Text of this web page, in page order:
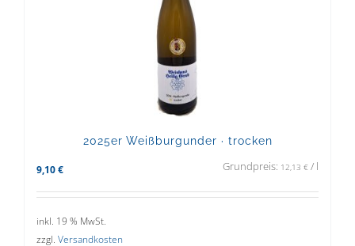
2025er Weißburgunder · trocken
9,10 € Grundpreis: 12,13 € / l
inkl. 19 % MwSt.
zzgl. Versandkosten